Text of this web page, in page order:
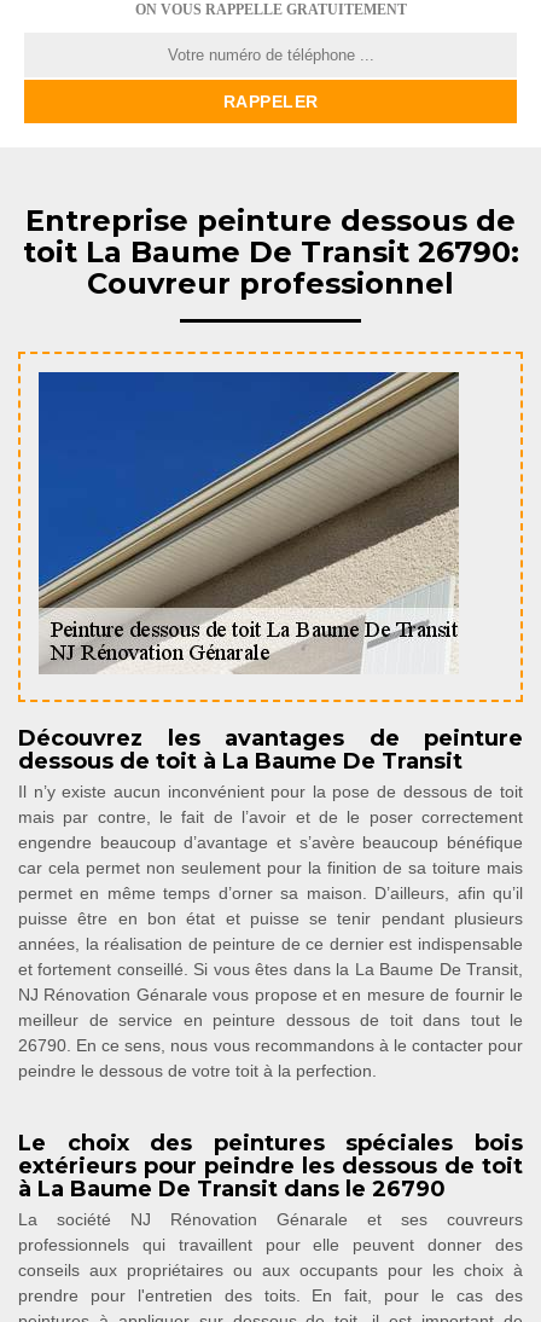
ON VOUS RAPPELLE GRATUITEMENT
Entreprise peinture dessous de
toit La Baume De Transit 26790:
Couvreur professionnel
Découvrez les avantages de peinture
dessous de toit à La Baume De Transit
Il n’y existe aucun inconvénient pour la pose de dessous de toit
mais par contre, le fait de l’avoir et de le poser correctement
engendre beaucoup d’avantage et s’avère beaucoup bénéfique
car cela permet non seulement pour la finition de sa toiture mais
permet en même temps d’orner sa maison. D’ailleurs, afin qu’il
puisse être en bon état et puisse se tenir pendant plusieurs
années, la réalisation de peinture de ce dernier est indispensable
et fortement conseillé. Si vous êtes dans la La Baume De Transit,
NJ Rénovation Génarale vous propose et en mesure de fournir le
meilleur de service en peinture dessous de toit dans tout le
26790. En ce sens, nous vous recommandons à le contacter pour
peindre le dessous de votre toit à la perfection.
Le choix des peintures spéciales bois
extérieurs pour peindre les dessous de toit
à La Baume De Transit dans le 26790
La société NJ Rénovation Génarale et ses couvreurs
professionnels qui travaillent pour elle peuvent donner des
conseils aux propriétaires ou aux occupants pour les choix à
prendre pour l'entretien des toits. En fait, pour le cas des